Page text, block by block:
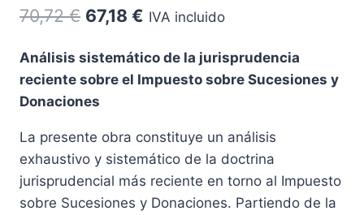
70,72€ El
original
era:
67,18 € El
actual
IVA incluido
Análisis sistemático de la jurisprudencia
reciente sobre el Impuesto sobre Sucesiones y
Donaciones
La presente obra constituye un análisis
exhaustivo y sistemático de la doctrina
jurisprudencial más reciente en torno al Impuesto
sobre Sucesiones y Donaciones. Partiendo de la